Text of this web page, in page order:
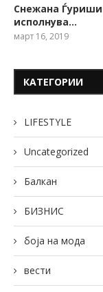
Снежана
исполнува…
март 16, 2019
КАТЕГОРИИ
LIFESTYLE
Uncategorized
Балкан
БИЗНИС
боја на мода
вести